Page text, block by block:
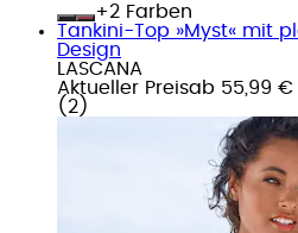
+
Farben
Tankini-Top »Myst« mit
Design
LASCANA
Aktueller Preisab 55,99 €
( 2 )